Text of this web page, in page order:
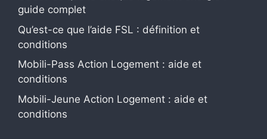
guide complet
Qu’est-ce que l’aide FSL : définition et
conditions
Mobili-Pass Action Logement : aide et
conditions
Mobili-Jeune Action Logement : aide et
conditions